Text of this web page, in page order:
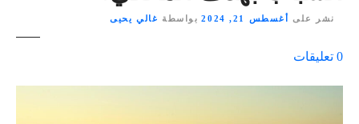
نشر على أغسطس 21, 2024 بواسطة غالي يحيى
0 تعليقات